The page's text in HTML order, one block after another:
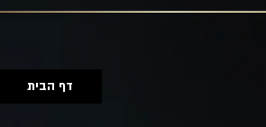
דף הבית